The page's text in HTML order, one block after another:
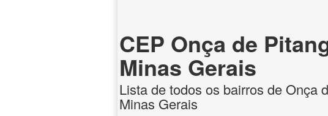
CEP Onça de
Minas Gerais
Lista de todos os bairros de Onça
Minas Gerais